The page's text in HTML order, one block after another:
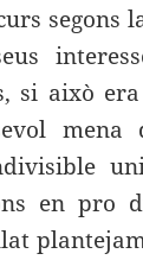
segons
si això
en pro